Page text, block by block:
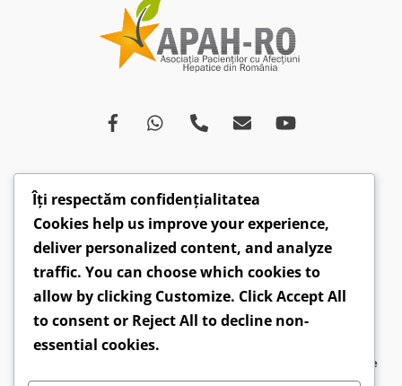
Despre Afecțiuni Ce spun medicii
Campanii
Drepturi
Susținători Opinii
Video
Articole
Comunicate
CONTACT: hepatobv@gmail.com | 0721 304 160 |
Faceboook.com/hepatoromania |GDPR
APAH-RO - Asociația Pacienților cu Afecțiuni Hepatice
Îți respectăm confidențialitatea
Cookies help us improve your experience,
deliver personalized content, and analyze
traffic. You can choose which cookies to
allow by clicking Customize. ClickAccept All
to consent or Reject All to decline non-
essential cookies.